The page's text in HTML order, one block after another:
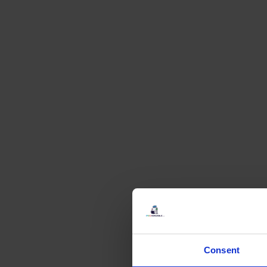
Consent